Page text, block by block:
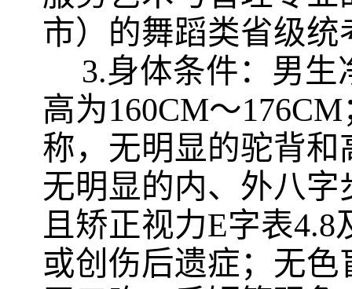
市） 的舞蹈类省级统
3.身体条件： 男生
高为160CM～176CM
称，无明显的驼背
无明显的内、外八字
且矫正视力E字表
或创伤后遗症；无